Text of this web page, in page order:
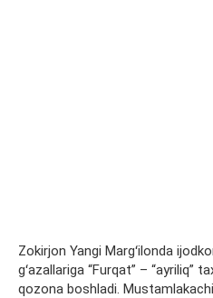
Zokirjon Yangi Margʻilonda
gʻazallariga “Furqat” – “ayriliq”
qozona boshladi.